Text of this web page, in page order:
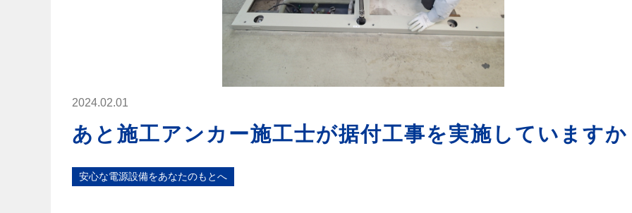
てモノを動かす機構設
計
2024.02.01
あと施工アンカー施工士が据付工事を実施していますか
安⼼な電源設備をあなたのもとへ